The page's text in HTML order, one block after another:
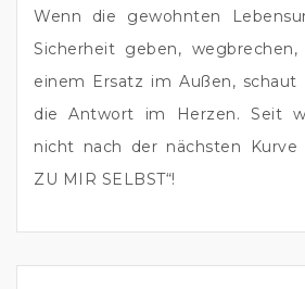
Wenn die gewohnten
Sicherheit geben,
einem Ersatz im Außen, schaut
die Antwort im Herzen. Seit
nicht nach der nächsten Kurve
ZU MIR SELBST“!